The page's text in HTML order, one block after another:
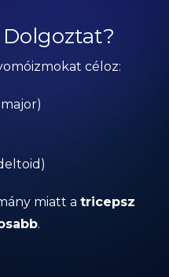
céloz:
miatt a tricepsz
.